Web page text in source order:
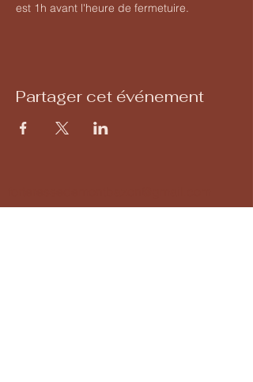
est 1h avant l'heure de fermetuire.
Partager cet événement